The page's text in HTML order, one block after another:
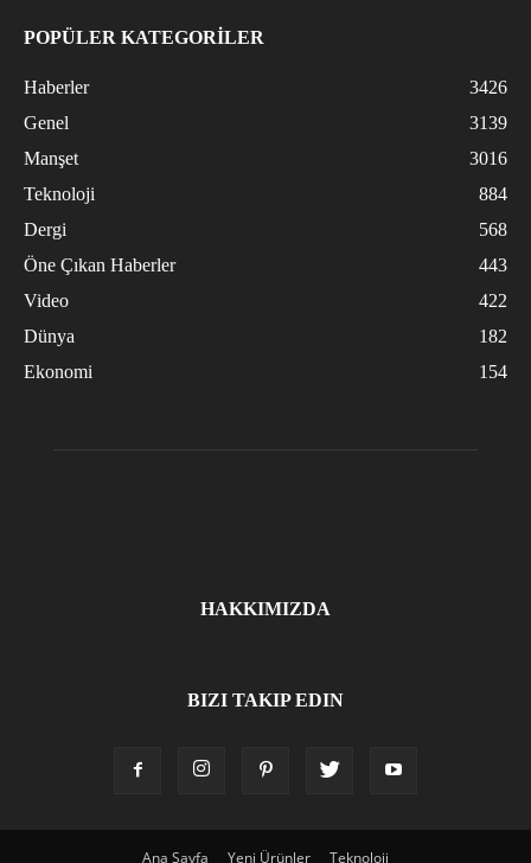
POPÜLER KATEGORİLER
Haberler
3426
Genel
3139
Manşet
3016
Teknoloji
884
Dergi
568
Öne Çıkan Haberler
443
Video
422
Dünya
182
Ekonomi
154
HAKKIMIZDA
BIZI TAKIP EDIN
Ana Sayfa Yeni Ürünler Teknoloji